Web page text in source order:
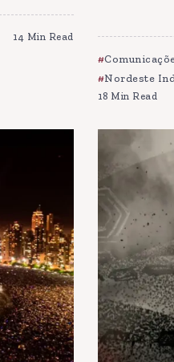
14 Min Read
Nordeste
18 Min Read